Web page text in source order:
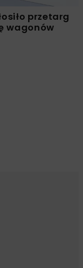
przetarg
wagonów